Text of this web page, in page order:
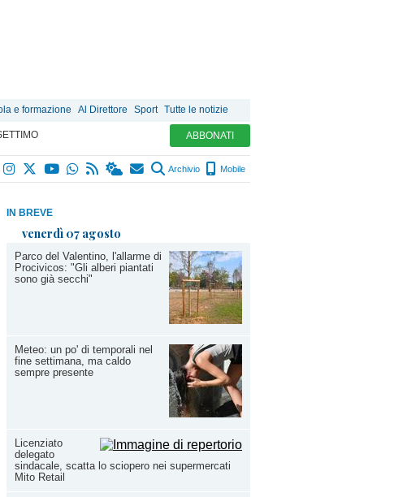
e formazione Al Direttore Sport Tutte le notizie
ABBONATI
Archivio Mobile
IN BREVE
venerdì 07 agosto
Parco del Valentino, l'allarme di
Procivicos: "Gli alberi piantati
sono già secchi"
Meteo: un po' di temporali nel
fine settimana, ma caldo
sempre presente
Licenziato
delegato
sindacale, scatta lo sciopero nei supermercati
Mito Retail